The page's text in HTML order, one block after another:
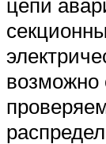
цепи
возможно